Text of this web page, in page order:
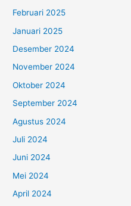
Februari 2025
Januari 2025
Desember 2024
November 2024
Oktober 2024
September 2024
Agustus 2024
Juli 2024
Juni 2024
Mei 2024
April 2024